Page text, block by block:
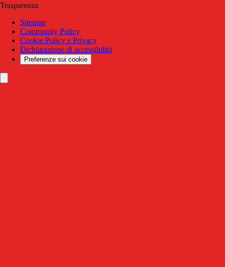
Trasparenza
Sitemap
Community Policy
Cookie Policy e Privacy
Dichiarazione di accessibilità
Preferenze sui cookie